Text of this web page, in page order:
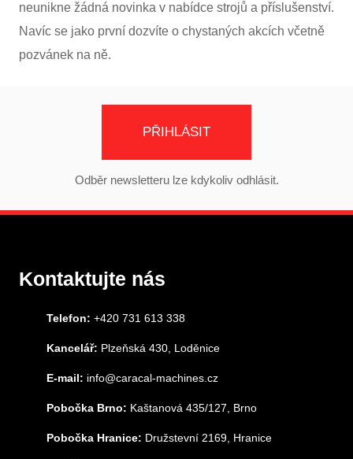
neunikne žádná novinka v nabídce strojů a příslušenství.
Navíc se jako první dozvíte o chystaných akcích včetně
pozvánek na ně.
PŘIHLÁSIT
Odběr newsletteru lze kdykoliv odhlásit.
Kontaktujte nás
Telefon: +420 731 613 338
Kancelář: Plzeňská 430, Loděnice
E-mail: info@caracal-machines.cz
Pobočka Brno: Kaštanová 435/127, Brno
Pobočka Hranice: Družstevní 2169, Hranice